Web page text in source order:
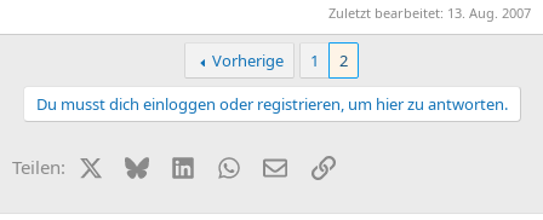
Zuletzt bearbeitet: 13. Aug. 2007
Vorherige 1
2
Du musst dich einloggen oder registrieren, um hier zu antworten.
Teilen: X (Twitter)
BlueskyLinkedInWhatsApp
E-MailLink